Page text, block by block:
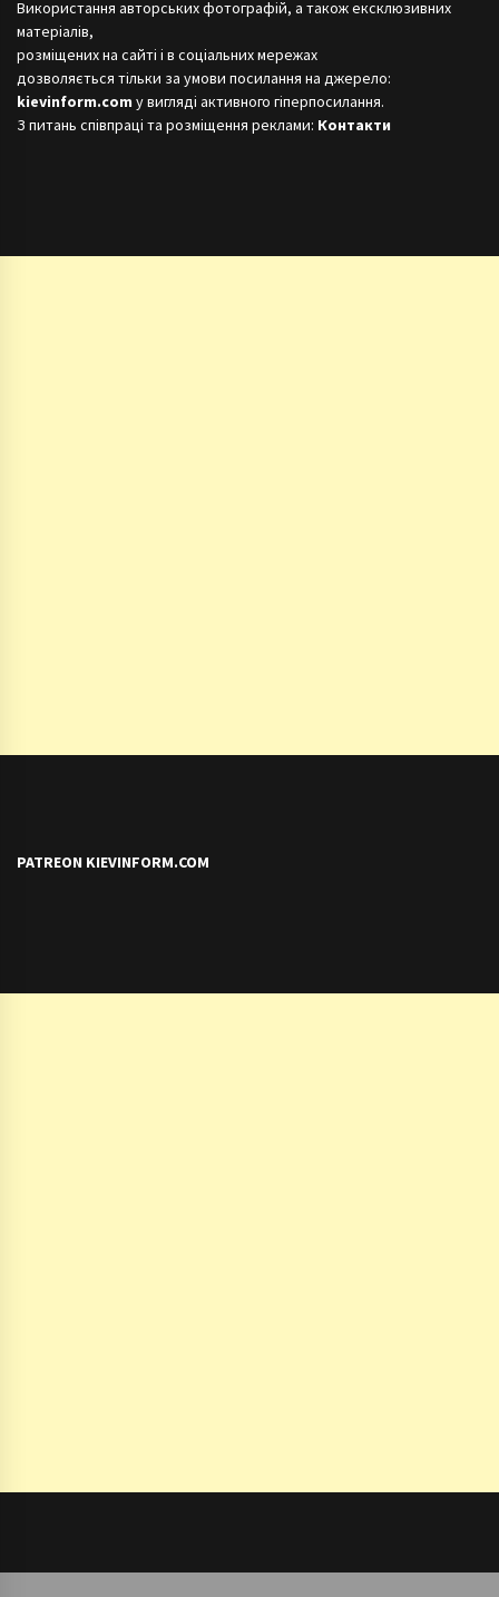
Використання авторських фотографій, а також ексклюзивних
матеріалів,
розміщених на сайті і в соціальних мережах
дозволяється тільки за умови посилання на джерело:
kievinform.com у вигляді активного гіперпосилання.
З питань співпраці та розміщення реклами: Контакти
PATREON KIEVINFORM.COM